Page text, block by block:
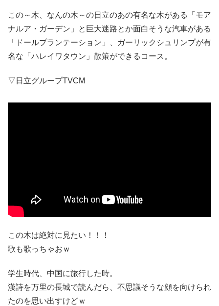
この～木、なんの木～の日立のあの有名な木がある「モア
ナルア・ガーデン」と巨大迷路とか面白そうな汽車がある
「ドールプランテーション」、ガーリックシュリンプが有
名な「ハレイワタウン」散策ができるコース。
▽日立グループTVCM
この木は絶対に見たい！！！
歌も歌っちゃおｗ
学生時代、中国に旅行した時。
漢詩を万里の長城で読んだら、不思議そうな顔を向けられ
たのを思い出すけどｗ